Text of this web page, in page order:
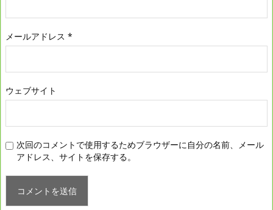
メールアドレス *
ウェブサイト
次回のコメントで使用するためブラウザーに自分の名前、メール
アドレス、サイトを保存する。